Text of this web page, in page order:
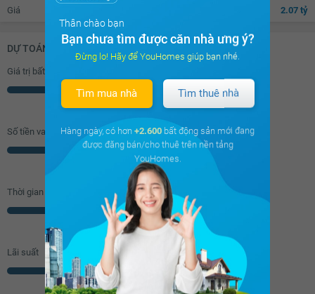
Giá 2.07 tỷ
DỰ TOÁN KHOẢN VAY (ĐƠN VỊ: VNĐ)
Giá trị bất động sản
Triệu
Số tiền vay ( 70%/GTNĐ)
Thời gian vay
Lãi suất
% năm
Thân chào bạn
Bạn chưa tìm được căn nhà ưng ý?
Đừng lo! Hãy để YouHomes giúp bạn nhé.
Tìm mua nhà Tìm thuê nhà
Hàng ngày, có hơn +2.600 bất động sản mới đang
được đăng bán/cho thuê trên nền tảng
YouHomes.